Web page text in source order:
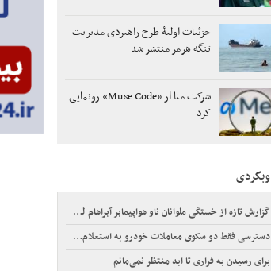
جزئیات اولیۀ طرح راهبردی مدیریت
تنگه هرمز منتشر شد
شرکت متا از «Muse Code» رونمایی
کرد
وبگردی
گزارش تازه از خستگی ملوانان ناو هواپیمابر آبراهام لینکلن
دسترسی فقط دو سکوی معاملات خودرو به استعلام‌ها تبعیض‌آمیز است
برای رسیدن به فراری تا ابد منتظر نمی‌مانم